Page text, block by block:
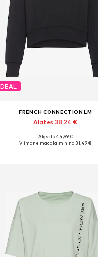
DEAL
FRENCH CONNECTION LM
Alates 38,24 €
Saadaval erinevates suurustes
Algselt: 44,99 €
Viimane madalaim hind:31,49 €